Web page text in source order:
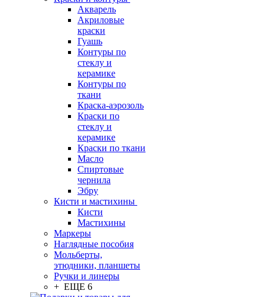
Акварель
Акриловые
краски
Гуашь
Контуры по
стеклу и
керамике
Контуры по
ткани
Краска-аэрозоль
Краски по
стеклу и
керамике
Краски по ткани
Масло
Спиртовые
чернила
Эбру
Кисти и мастихины
Кисти
Мастихины
Маркеры
Наглядные пособия
Мольберты,
этюдники, планшеты
Ручки и линеры
+ ЕЩЕ 6